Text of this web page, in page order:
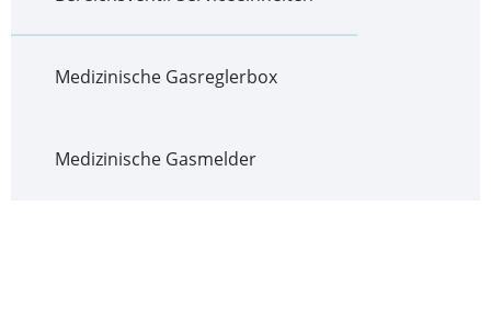
Medizinische Gasreglerbox
Medizinische Gasmelder